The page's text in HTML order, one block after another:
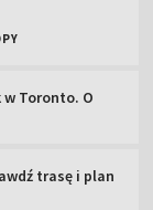
w Toronto. O
trasę i plan